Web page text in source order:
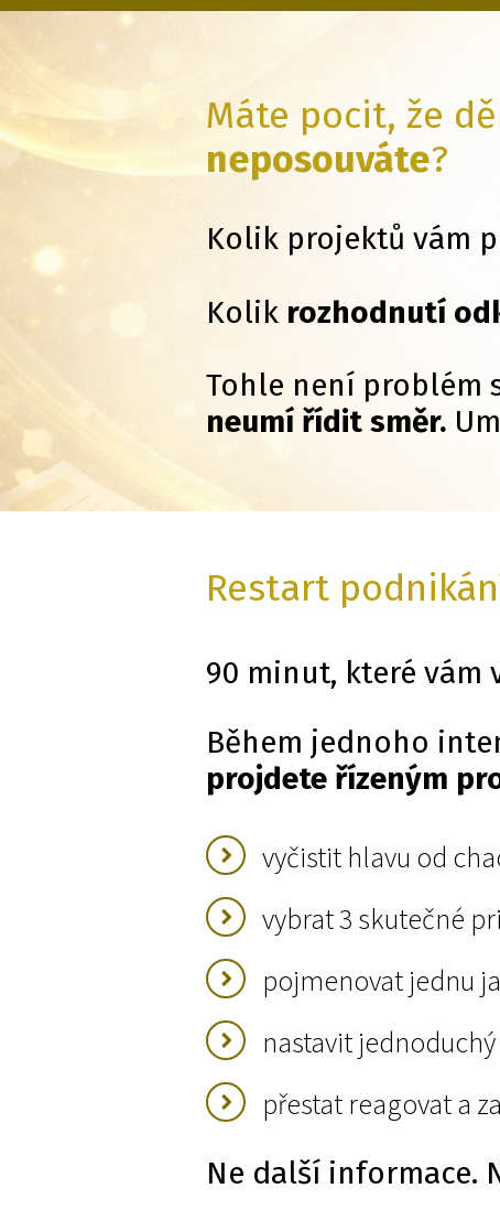
Máte pocit, že
neposouváte?
Kolik projektů vám
Kolik rozhodnutí
Tohle není problém
neumí řídit směr.
Restart
90 minut, které vám
Během jednoho
projdete řízeným
vyčistit hlavu od
vybrat 3 skutečné
pojmenovat jednu
nastavit
přestat reagovat a
Ne další informace.